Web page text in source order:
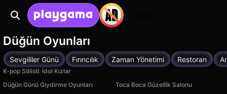
Düğün Oyunları
Sevgililer Günü Fırıncılık Zaman Yönetimi Restoran
K-pop Stilisti: İdol Kızlar
Düğün Günü Giydirme Oyunları
Toca Boca Güzellik Salonu